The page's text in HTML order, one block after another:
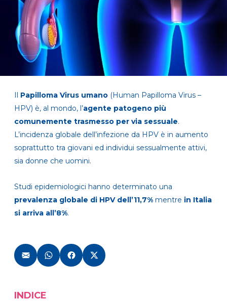
Papilloma Virus umano (Human Papilloma Virus –
HPV) è, al mondo, l’agente patogeno più
comunemente trasmesso per via sessuale.
L’incidenza globale dell’infezione da HPV è in aumento
soprattutto tra giovani ed individui sessualmente attivi,
sia donne che uomini.
Studi epidemiologici hanno determinato una
prevalenza globale di HPV dell’11,7% mentre in Italia
si arriva all’8%.
INDICE